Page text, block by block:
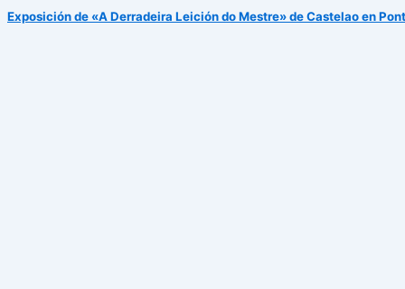
Exposición de «A Derradeira Leición do Mestre» de Castelao en